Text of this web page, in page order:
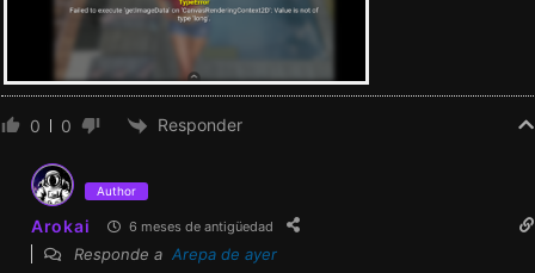
es para poder buscarlo, con la info de la imagen no puedo
ubicarlo
1 0 Responder
Arepa de ayer
Es esta